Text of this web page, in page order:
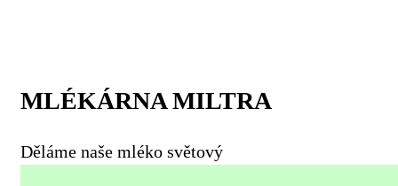
MLÉKÁRNA MILTRA
Děláme naše mléko světový